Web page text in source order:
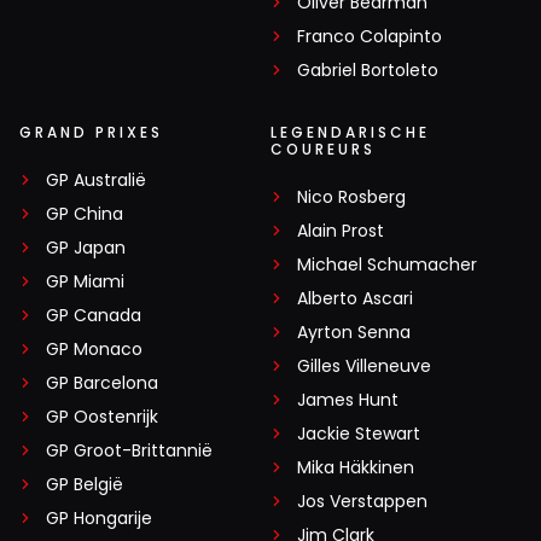
Franco Colapinto
Gabriel Bortoleto
GRAND PRIXES
GP Australië
GP China
GP Japan
GP Miami
GP Canada
GP Monaco
GP Barcelona
GP Oostenrijk
GP Groot-Brittannië
GP België
GP Hongarije
LEGENDARISCHE
COUREURS
Nico Rosberg
Alain Prost
Michael Schumacher
Alberto Ascari
Ayrton Senna
Gilles Villeneuve
James Hunt
Jackie Stewart
Mika Häkkinen
Jos Verstappen
Jim Clark